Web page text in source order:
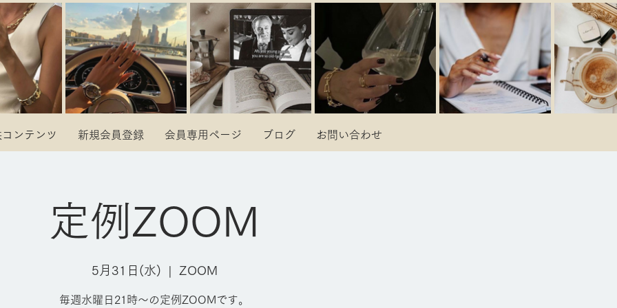
ンテンツ 新規会員登録 会員専用ページ ブログ お問い合わせ
定例ZOOM
5月31日(水)
  |
ZOOM
毎週水曜日21時～の定例ZOOMです。